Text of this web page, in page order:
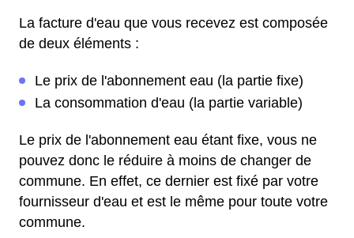
La facture d'eau que vous recevez est composée
de deux éléments :
Le prix de l'abonnement eau (la partie fixe)
La consommation d'eau (la partie variable)
Le prix de l'abonnement eau étant fixe, vous ne
pouvez donc le réduire à moins de changer de
commune. En effet, ce dernier est fixé par votre
fournisseur d'eau et est le même pour toute votre
commune.